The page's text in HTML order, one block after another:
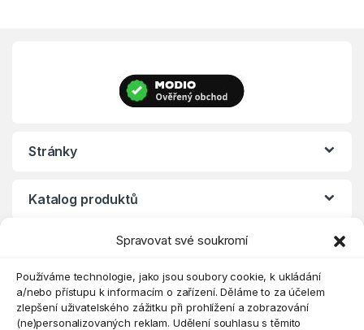
Spravovat své soukromí
Používáme technologie, jako jsou soubory cookie, k ukládání
a/nebo přístupu k informacím o zařízení. Děláme to za účelem
zlepšení uživatelského zážitku při prohlížení a zobrazování
(ne)personalizovaných reklam. Udělení souhlasu s těmito
Stránky
Katalog produktů